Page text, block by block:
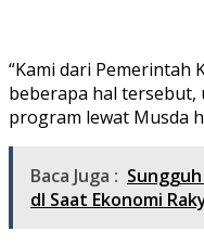
“Kami dari Pemerintah
beberapa hal tersebut,
program lewat Musda
Baca Juga :
dI Saat Ekonomi